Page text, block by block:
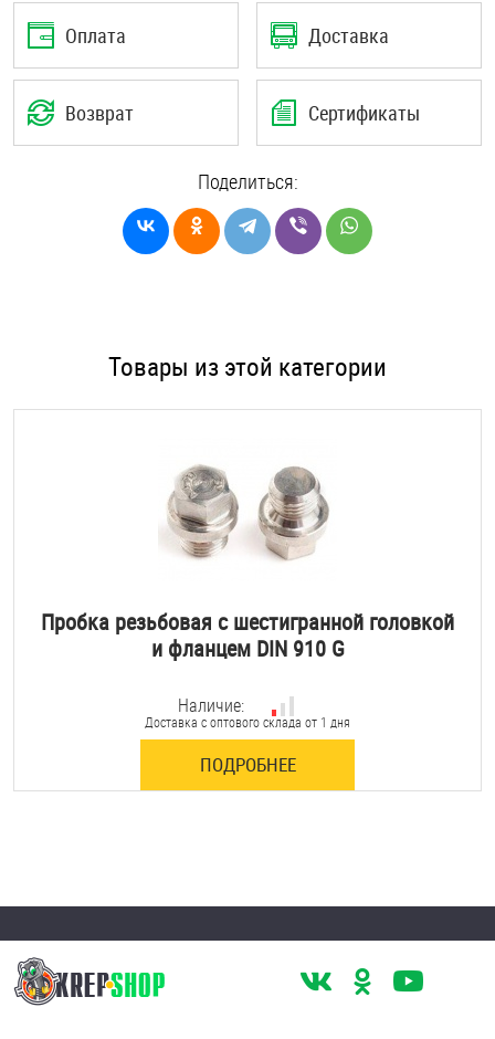
Оплата Доставка
Возврат Сертификаты
Поделиться:
Товары из этой категории
Пробка резьбовая с шестигранной головкой
и фланцем DIN 910 G
Наличие:
Доставка с оптового склада от 1 дня
ПОДРОБНЕЕ